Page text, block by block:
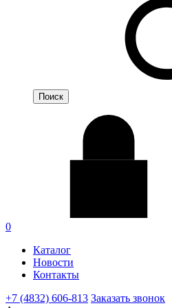
0
Каталог
Новости
Контакты
+7 (4832) 606-813 Заказать звонок